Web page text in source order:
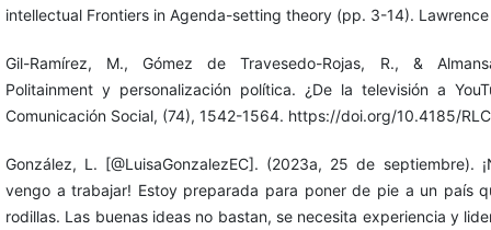
intellectual Frontiers in Agenda-setting theory (pp. 3-14).
Gil-Ramírez, M., Gómez de Travesedo-Rojas, R., &
Politainment y personalización política. ¿De la televisión a
Comunicación Social, (74), 1542-1564. https://doi.org/10.4185/
González, L. [@LuisaGonzalezEC]. (2023a, 25 de septiembre).
vengo a trabajar! Estoy preparada para poner de pie a un país
rodillas. Las buenas ideas no bastan, se necesita experiencia y